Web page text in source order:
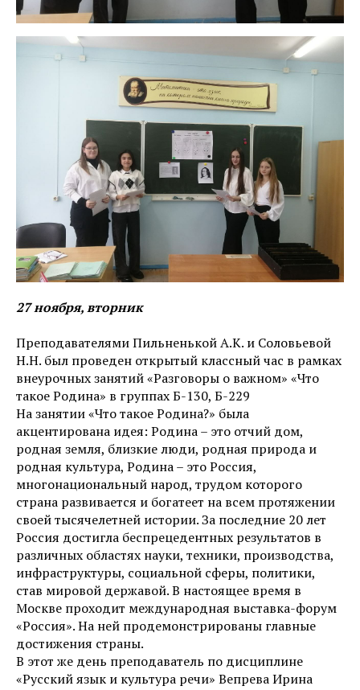
27 ноября, вторник
Преподавателями Пильненькой А.К. и Соловьевой
Н.Н. был проведен открытый классный час в рамках
внеурочных занятий «Разговоры о важном» «Что
такое Родина» в группах Б-130, Б-229
На занятии «Что такое Родина?» была
акцентирована идея: Родина – это отчий дом,
родная земля, близкие люди, родная природа и
родная культура, Родина – это Россия,
многонациональный народ, трудом которого
страна развивается и богатеет на всем протяжении
своей тысячелетней истории. За последние 20 лет
Россия достигла беспрецедентных результатов в
различных областях науки, техники, производства,
инфраструктуры, социальной сферы, политики,
став мировой державой. В настоящее время в
Москве проходит международная выставка-форум
«Россия». На ней продемонстрированы главные
достижения страны.
В этот же день преподаватель по дисциплине
«Русский язык и культура речи» Вепрева Ирина